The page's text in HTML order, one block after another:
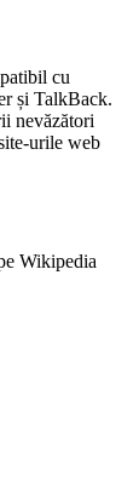
cu
și TalkBack.
nevăzători
urile web
Wikipedia